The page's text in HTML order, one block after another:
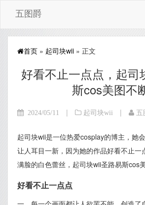
五图爵
首页 » 起司块wii » 正文
好看不止一点点，起司
斯cos美图不
2024/05/11 | 起司块wii | 五
起司块wii是一位热爱cosplay的博主，她
让人耳目一新，因为她的作品好看不止一
满脸的白色蕾丝，起司块wii圣路易斯cos美
好看不止一点点